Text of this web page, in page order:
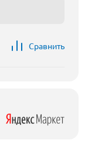
Сравнить